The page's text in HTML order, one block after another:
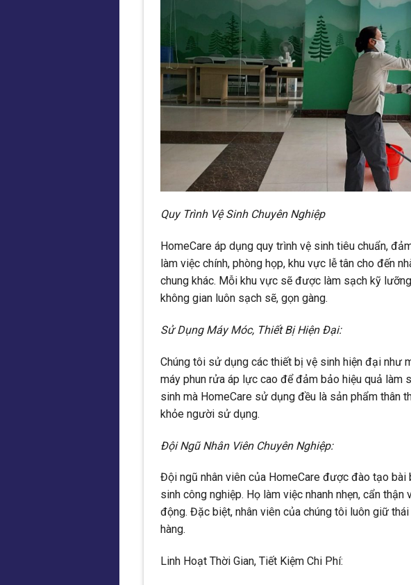
Quy Trình Vệ Sinh Chuyên Nghiệp
HomeCare áp dụng quy trình vệ sinh tiêu chuẩn,
làm việc chính, phòng họp, khu vực lễ tân cho đến
chung khác. Mỗi khu vực sẽ được làm sạch kỹ
không gian luôn sạch sẽ, gọn gàng.
Sử Dụng Máy Móc, Thiết Bị Hiện Đại:
Chúng tôi sử dụng các thiết bị vệ sinh hiện đại như
máy phun rửa áp lực cao để đảm bảo hiệu quả làm
sinh mà HomeCare sử dụng đều là sản phẩm thân
khỏe người sử dụng.
Đội Ngũ Nhân Viên Chuyên Nghiệp:
Đội ngũ nhân viên của HomeCare được đào tạo bài
sinh công nghiệp. Họ làm việc nhanh nhẹn, cẩn
động. Đặc biệt, nhân viên của chúng tôi luôn giữ
hàng.
Linh Hoạt Thời Gian, Tiết Kiệm Chi Phí: